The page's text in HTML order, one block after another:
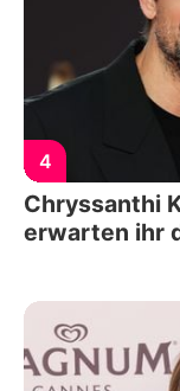
4
Chryssanthi
erwarten ihr